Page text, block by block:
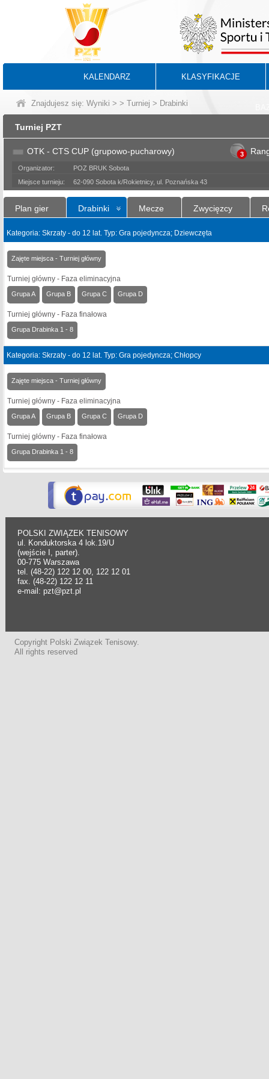
KALENDARZ KLASYFIKACJE
Znajdujesz się: Wyniki > > Turniej > Drabinki
Turniej PZT
OTK - CTS CUP (grupowo-pucharowy) 3
Organizator:
POZ BRUK Sobota
Miejsce turnieju:
62-090 Sobota k/Rokietnicy, ul. Poznańska 43
Plan gier Drabinki Mecze Zwycięzcy
Kategoria: Skrzaty - do 12 lat. Typ: Gra pojedyncza; Dziewczęta
Zajęte miejsca - Turniej główny
Turniej główny - Faza eliminacyjna
Grupa A Grupa B Grupa C Grupa D
Turniej główny - Faza finałowa
Grupa Drabinka 1 - 8
Kategoria: Skrzaty - do 12 lat. Typ: Gra pojedyncza; Chłopcy
Zajęte miejsca - Turniej główny
Turniej główny - Faza eliminacyjna
Grupa A Grupa B Grupa C Grupa D
Turniej główny - Faza finałowa
Grupa Drabinka 1 - 8
POLSKI ZWIĄZEK TENISOWY
ul. Konduktorska 4 lok.19/U
(wejście I, parter).
00-775 Warszawa
tel. (48-22) 122 12 00, 122 12 01
fax. (48-22) 122 12 11
e-mail: pzt@pzt.pl
Copyright Polski Związek Tenisowy.
All rights reserved